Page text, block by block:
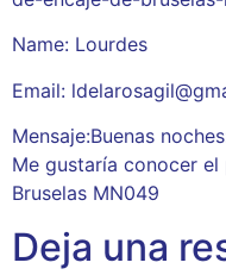
Name: Lourdes
Email:
Mensaje:Buenas
Me gustaría conocer
Bruselas MN049
Deja una